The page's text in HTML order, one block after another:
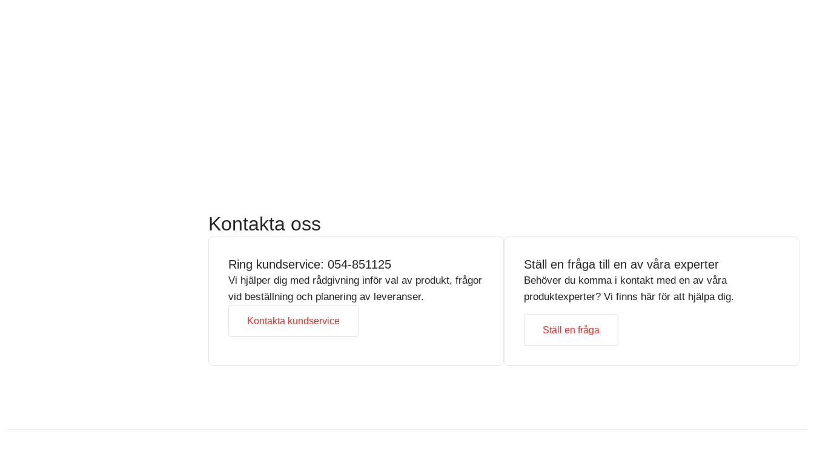
Kontakta oss
Ring kundservice: 054-851125
Vi hjälper dig med rådgivning inför val av produkt, frågor
vid beställning och planering av leveranser.
Kontakta kundservice
Ställ en fråga till en av våra experter
Behöver du komma i kontakt med en av våra
produktexperter? Vi finns här för att hjälpa dig.
Ställ en fråga